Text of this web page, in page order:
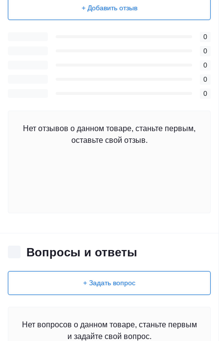
+ Добавить отзыв
0
0
0
0
0
Нет отзывов о данном товаре, станьте первым,
оставьте свой отзыв.
Вопросы и ответы
+ Задать вопрос
Нет вопросов о данном товаре, станьте первым
и задайте свой вопрос.